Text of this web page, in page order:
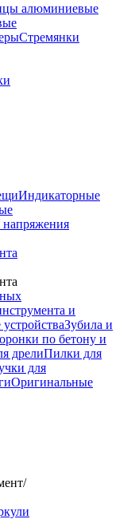
алюминиевые
Стремянки
Индикаторные
напряжения
и
Зубила и
по бетону и
дрелиПилки для
для
Оригинальные
/